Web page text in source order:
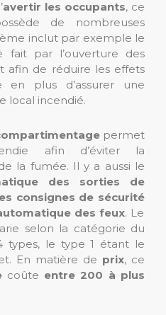
avertir les occupants, ce
de nombreuses
inclut par exemple le
fait par l’ouverture des
afin de réduire les effets
plus d’assurer une
local incendié.
permet
afin d’éviter la
la fumée. Il y a aussi le
des sorties de
consignes de sécurité
des feux. Le
selon la catégorie du
types, le type 1 étant le
En matière de prix, ce
coûte entre 200 à plus